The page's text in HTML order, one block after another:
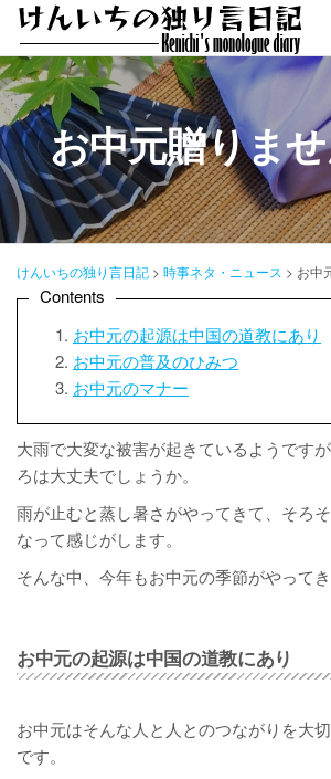
テ
ン
ツ
へ
ス
キ
ッ
プ
お中元贈りま
けんいちの独り言日記 > 時事ネタ・ニュース > お中
Contents
お中元の起源は中国の道教にあり
お中元の普及のひみつ
お中元のマナー
大雨で大変な被害が起きているようです
ろは大丈夫でしょうか。
雨が止むと蒸し暑さがやってきて、そろ
なって感じがします。
そんな中、今年もお中元の季節がやってき
お中元の起源は中国の道教にあり
お中元はそんな人と人とのつながりを大
です。